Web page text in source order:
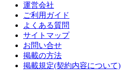
運営会社
ご利用ガイド
よくある質問
サイトマップ
お問い合せ
掲載の方法
掲載規定(契約内容について)